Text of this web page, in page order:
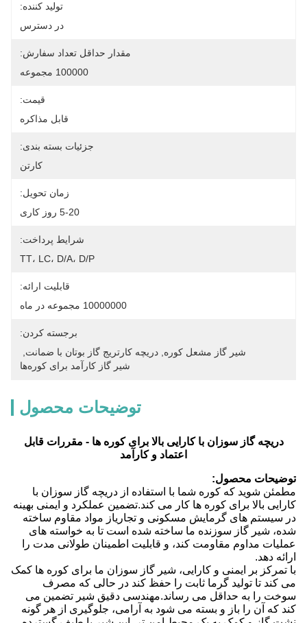
تولید کننده:
در دسترس
مقدار حداقل تعداد سفارش:
100000 مجموعه
قیمت:
قابل مذاکره
جزئیات بسته بندی:
کارتن
زمان تحویل:
5-20 روز کاری
شرایط پرداخت:
TT، LC، D/A، D/P
قابلیت ارائه:
10000000 مجموعه در ماه
برجسته کردن:
شیر گاز مشعل کوره دریچه کارتریج گاز بوتان با ضمانت
شیر گاز کارآمد برای کوره‌ها
توضیحات محصول
دریچه گاز سوزان با کارایی بالا برای کوره ها - مقررات قابل
اعتماد و کارآمد
توضیحات محصول:
مطمئن شوید که کوره شما با استفاده از دریچه گاز سوزان با
کارایی بالا برای کوره ها کار می کند.تضمین عملکرد و ایمنی بهینه
در سیستم های گرمایش مسکونی و تجاریاز مواد مقاوم ساخته
شده، شیر گاز سوزنده ما ساخته شده است تا به خواسته های
عملیات مداوم مقاومت کند، و قابلیت اطمینان طولانی مدت را
ارائه دهد.
با تمرکز بر ایمنی و کارایی، شیر گاز سوزان ما برای کوره ها کمک
می کند تا تولید گرما ثابت را حفظ کند در حالی که مصرف
سوخت را به حداقل می رساند.مهندسی دقیق شیر تضمین می
کند که آن را باز و بسته می شود به آرامی، جلوگیری از هر گونه